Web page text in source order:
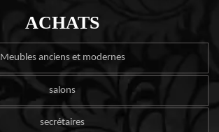
ACHATS
Meubles anciens et modernes
salons
secrétaires